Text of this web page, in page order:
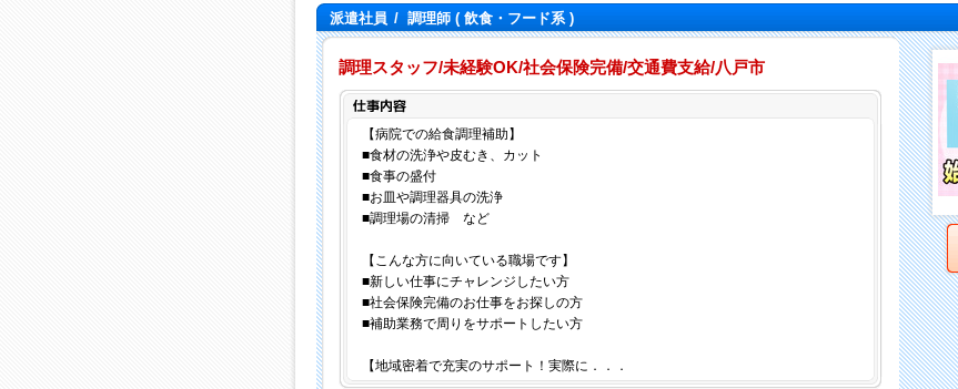
派遣社員 / 調理師( 飲食・フード系 )
調理スタッフ/未経験OK/社会保険完備/交通費支給/八戸市
【病院での給食調理補助】
■食材の洗浄や皮むき、カット
■食事の盛付
■お皿や調理器具の洗浄
■調理場の清掃 など
【こんな方に向いている職場です】
■新しい仕事にチャレンジしたい方
■社会保険完備のお仕事をお探しの方
■補助業務で周りをサポートしたい方
【地域密着で充実のサポート！実際に．．．